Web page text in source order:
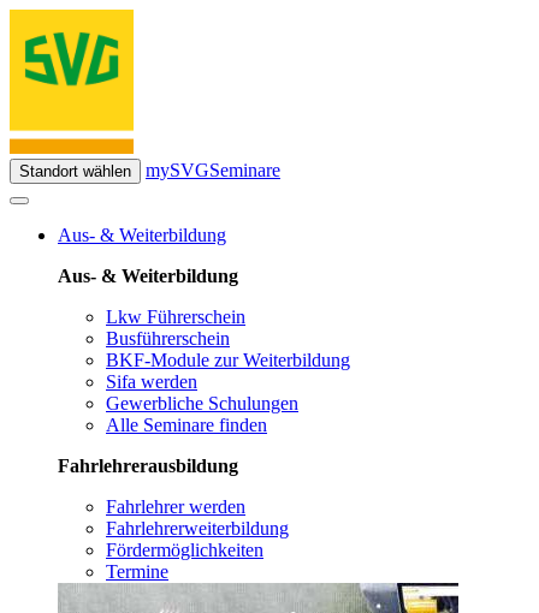
Standort wählen mySVGSeminare
Aus- & Weiterbildung
Aus- & Weiterbildung
Lkw Führerschein
Busführerschein
BKF-Module zur Weiterbildung
Sifa werden
Gewerbliche Schulungen
Alle Seminare finden
Fahrlehrerausbildung
Fahrlehrer werden
Fahrlehrerweiterbildung
Fördermöglichkeiten
Termine